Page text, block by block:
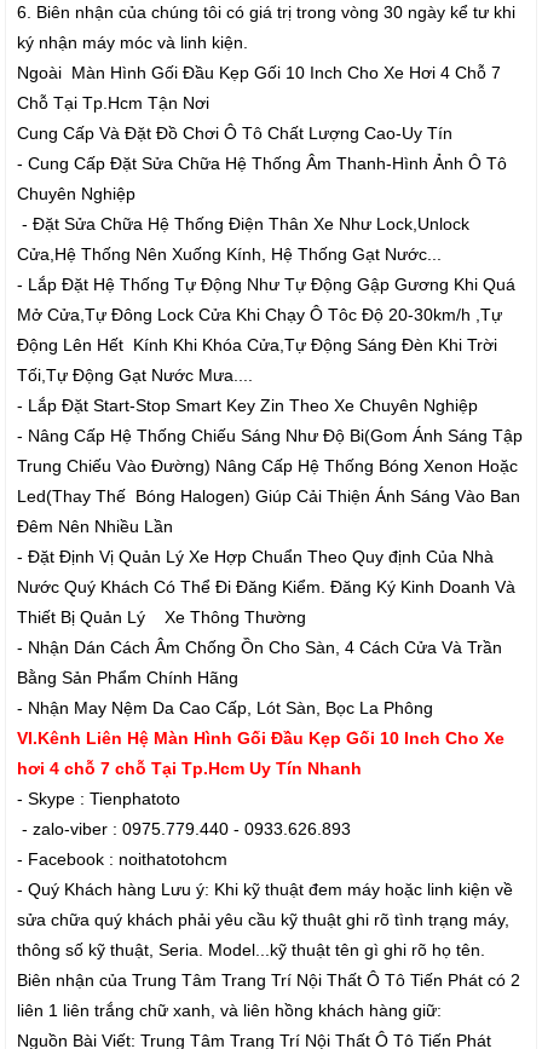
6. Biên nhận của chúng tôi có giá trị trong vòng 30 ngày kể tư khi
ký nhận máy móc và linh kiện.
Ngoài Màn Hình Gối Đầu Kẹp Gối 10 Inch Cho Xe Hơi 4 Chỗ 7
Chỗ Tại Tp.Hcm Tận Nơi
Cung Cấp Và Đặt Đồ Chơi Ô Tô Chất Lượng Cao-Uy Tín
- Cung Cấp Đặt Sửa Chữa Hệ Thống Âm Thanh-Hình Ảnh Ô Tô
Chuyên Nghiệp
- Đặt Sửa Chữa Hệ Thống Điện Thân Xe Như Lock,Unlock
Cửa,Hệ Thống Nên Xuống Kính, Hệ Thống Gạt Nước...
- Lắp Đặt Hệ Thống Tự Động Như Tự Động Gập Gương Khi Quá
Mở Cửa,Tự Đông Lock Cửa Khi Chạy Ô Tôc Độ 20-30km/h ,Tự
Động Lên Hết Kính Khi Khóa Cửa,Tự Động Sáng Đèn Khi Trời
Tối,Tự Động Gạt Nước Mưa....
- Lắp Đặt Start-Stop Smart Key Zin Theo Xe Chuyên Nghiệp
- Nâng Cấp Hệ Thống Chiếu Sáng Như Độ Bi(Gom Ánh Sáng Tập
Trung Chiếu Vào Đường) Nâng Cấp Hệ Thống Bóng Xenon Hoặc
Led(Thay Thế Bóng Halogen) Giúp Cải Thiện Ánh Sáng Vào Ban
Đêm Nên Nhiều Lần
- Đặt Định Vị Quản Lý Xe Hợp Chuẩn Theo Quy định Của Nhà
Nước Quý Khách Có Thể Đi Đăng Kiểm. Đăng Ký Kinh Doanh Và
Thiết Bị Quản Lý Xe Thông Thường
- Nhận Dán Cách Âm Chống Ồn Cho Sàn, 4 Cách Cửa Và Trần
Bằng Sản Phẩm Chính Hãng
- Nhận May Nệm Da Cao Cấp, Lót Sàn, Bọc La Phông
VI.Kênh Liên Hệ Màn Hình Gối Đầu Kẹp Gối 10 Inch Cho Xe
hơi 4 chỗ 7 chỗ Tại Tp.Hcm Uy Tín Nhanh
- Skype : Tienphatoto
- zalo-viber : 0975.779.440 - 0933.626.893
- Facebook : noithatotohcm
- Quý Khách hàng Lưu ý: Khi kỹ thuật đem máy hoặc linh kiện về
sửa chữa quý khách phải yêu cầu kỹ thuật ghi rõ tình trạng máy,
thông số kỹ thuật, Seria. Model...kỹ thuật tên gì ghi rõ họ tên.
Biên nhận của Trung Tâm Trang Trí Nội Thất Ô Tô Tiến Phát có 2
liên 1 liên trắng chữ xanh, và liên hồng khách hàng giữ:
Nguồn Bài Viết: Trung Tâm Trang Trí Nội Thất Ô Tô Tiến Phát